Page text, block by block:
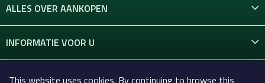
This website uses cookies. By continuing to browse this
ALLES OVER AANKOPEN
INFORMATIE VOOR U
CONTACT